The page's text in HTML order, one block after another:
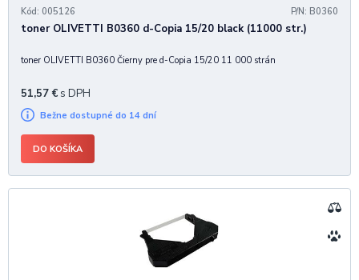
Kód: 005126 P/N: B0360
toner OLIVETTI B0360 d-Copia 15/20 black (11000 str.)
toner OLIVETTI B0360 Čierny pre d-Copia 15/20 11 000 strán
51,57 € s DPH
Bežne dostupné do 14 dní
DO KOŠÍKA